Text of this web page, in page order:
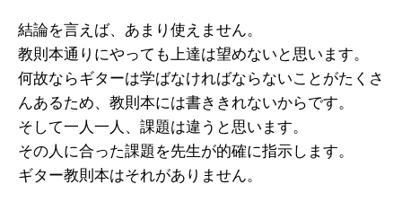
結論を言えば、あまり使えません。
教則本通りにやっても上達は望めないと思います。
何故ならギターは学ばなければならないことがたくさ
んあるため、教則本には書ききれないからです。
そして一人一人、課題は違うと思います。
その人に合った課題を先生が的確に指示します。
ギター教則本はそれがありません。